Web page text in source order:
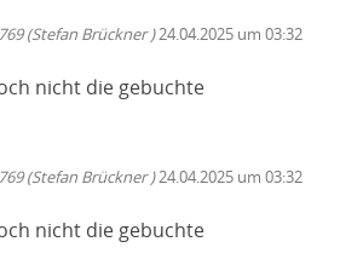
(Stefan Brückner )24.04.2025 um 03:32
nicht die gebuchte
(Stefan Brückner )24.04.2025 um 03:32
nicht die gebuchte